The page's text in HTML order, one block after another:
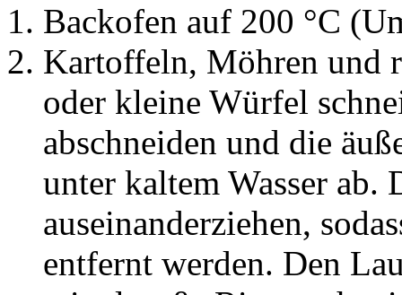
Backofen auf 200 °C
Kartoffeln, Möhren und
oder kleine Würfel
abschneiden und die
unter kaltem Wasser
auseinanderziehen,
entfernt werden. Den